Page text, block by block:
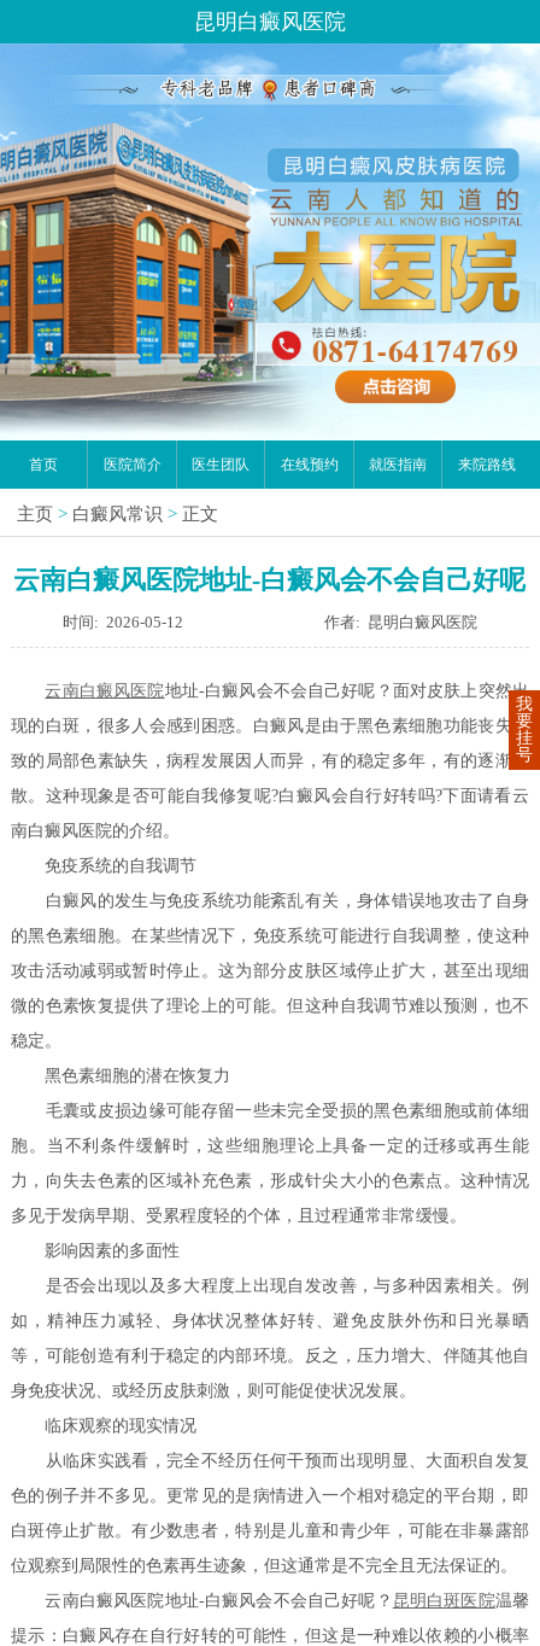
昆明白癜风医院
首页 医院简介 医生团队 在线预约 就医指南 来院路线
主页 > 白癜风常识 > 正文
云南白癜风医院地址-白癜风会不会自己好呢
时间: 2026-05-12 作者: 昆明白癜风医院
云南白癜风医院地址-白癜风会不会自己好呢？面对皮肤上突然出
现的白斑，很多人会感到困惑。白癜风是由于黑色素细胞功能丧失导
致的局部色素缺失，病程发展因人而异，有的稳定多年，有的逐渐扩
散。这种现象是否可能自我修复呢?白癜风会自行好转吗?下面请看云
南白癜风医院的介绍。
免疫系统的自我调节
白癜风的发生与免疫系统功能紊乱有关，身体错误地攻击了自身
的黑色素细胞。在某些情况下，免疫系统可能进行自我调整，使这种
攻击活动减弱或暂时停止。这为部分皮肤区域停止扩大，甚至出现细
微的色素恢复提供了理论上的可能。但这种自我调节难以预测，也不
稳定。
黑色素细胞的潜在恢复力
毛囊或皮损边缘可能存留一些未完全受损的黑色素细胞或前体细
胞。当不利条件缓解时，这些细胞理论上具备一定的迁移或再生能
力，向失去色素的区域补充色素，形成针尖大小的色素点。这种情况
多见于发病早期、受累程度轻的个体，且过程通常非常缓慢。
影响因素的多面性
是否会出现以及多大程度上出现自发改善，与多种因素相关。例
如，精神压力减轻、身体状况整体好转、避免皮肤外伤和日光暴晒
等，可能创造有利于稳定的内部环境。反之，压力增大、伴随其他自
身免疫状况、或经历皮肤刺激，则可能促使状况发展。
临床观察的现实情况
从临床实践看，完全不经历任何干预而出现明显、大面积自发复
色的例子并不多见。更常见的是病情进入一个相对稳定的平台期，即
白斑停止扩散。有少数患者，特别是儿童和青少年，可能在非暴露部
位观察到局限性的色素再生迹象，但这通常是不完全且无法保证的。
云南白癜风医院地址-白癜风会不会自己好呢？ 昆明白斑医院温馨
提示：白癜风存在自行好转的可能性，但这是一种难以依赖的小概率
我
要
挂
号